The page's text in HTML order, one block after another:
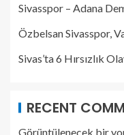
Sivasspor – Adana
Özbelsan Sivasspor,
Sivas’ta 6 Hırsızlık
RECENT
Görüntülenecek bir